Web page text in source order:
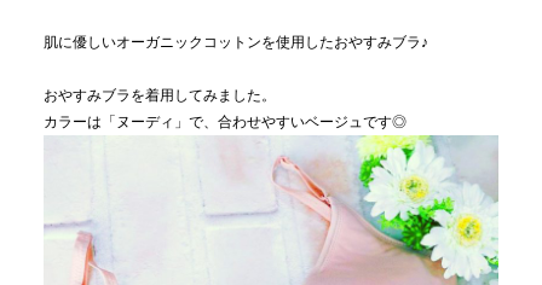
肌に優しいオーガニックコットンを使用したおやすみブラ♪
おやすみブラを着用してみました。
カラーは「ヌーディ」で、合わせやすいベージュです◎